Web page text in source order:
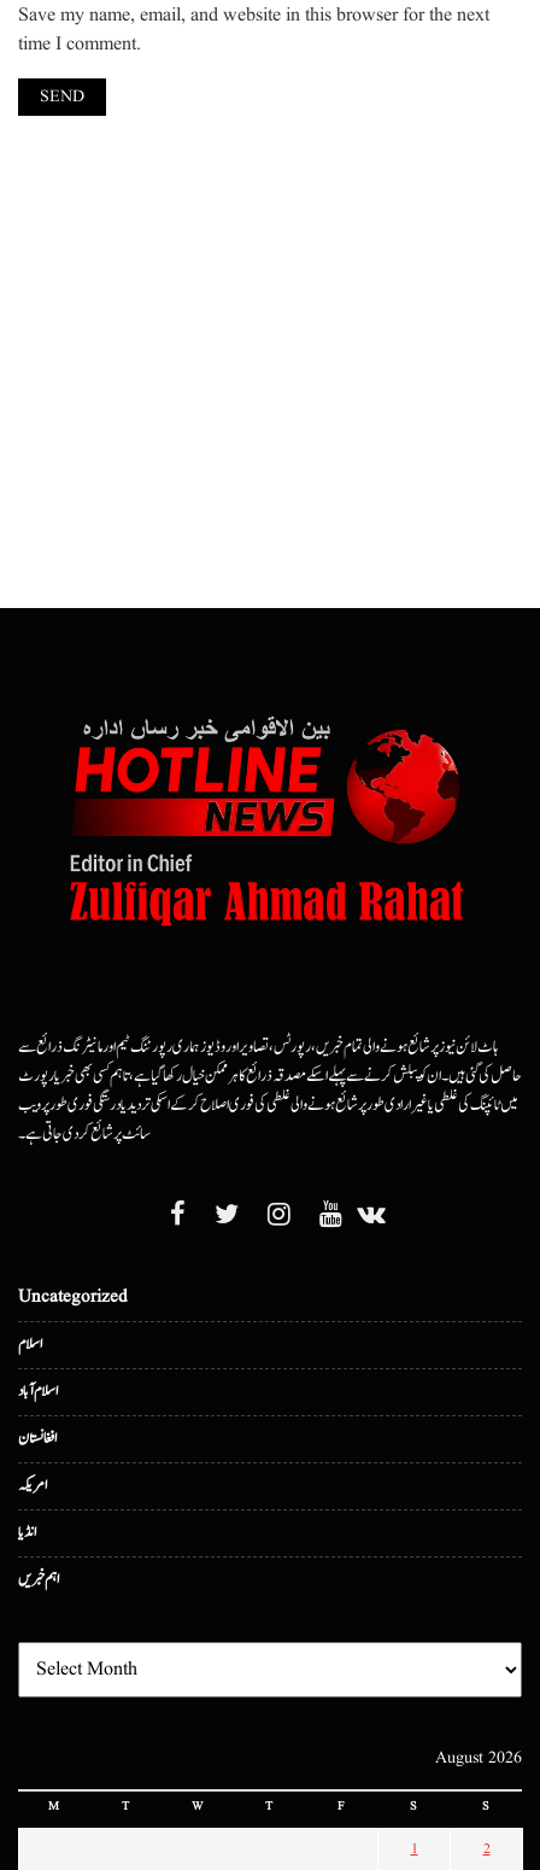
Save my name, email, and website in this browser for the next
time I comment.
ہاٹ لائن نیوز پر شائع ہونے والی تمام خبریں، رپورٹس، تصاویر اور وڈیوز ہماری رپورٹنگ ٹیم اور مانیٹرنگ ذرائع سے
حاصل کی گئی ہیں۔ ان کو پبلش کرنے سے پہلے اسکے مصدقہ ذرائع کا ہرممکن خیال رکھا گیا ہے، تاہم کسی بھی خبر یا رپورٹ
میں ٹائپنگ کی غلطی یا غیرارادی طور پر شائع ہونے والی غلطی کی فوری اصلاح کرکے اسکی تردید یا درستگی فوری طور پر ویب
سائٹ پر شائع کردی جاتی ہے۔
Uncategorized
اسلام
اسلام آباد
افغانستان
امریکہ
انڈیا
اہم خبریں
August 2026
M T W T F S S
1 2